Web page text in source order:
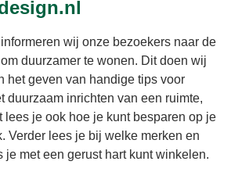
wij onze bezoekers naar de
duurzamer te wonen. Dit doen wij
het geven van handige tips voor
duurzaam inrichten van een ruimte,
lees je ook hoe je kunt besparen op je
Verder lees je bij welke merken en
je met een gerust hart kunt winkelen.